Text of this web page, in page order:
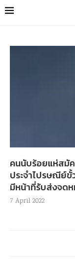
คนนับร้อยแห่สมั
ประจำไปรษณีย์ขั้
มีหน้าที่รับส่งจด
7 April 2022